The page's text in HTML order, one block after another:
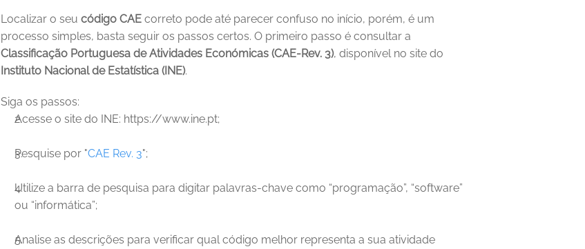
Localizar o seu código CAE correto pode até parecer confuso no início, porém, é um
Classificação Portuguesa de Atividades Económicas (CAE-Rev. 3)
Instituto Nacional de Estatística (INE).
Siga os passos:
Acesse o site do INE: https://www.ine.pt;
Pesquise por "CAE Rev. 3";
Utilize a barra de pesquisa para digitar palavras-chave como “programação”, “software”
ou “informática”;
Analise as descrições para verificar qual código melhor representa a sua atividade